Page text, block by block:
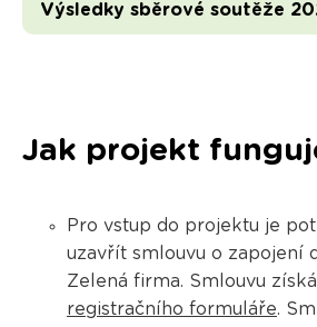
Výsledky sběrové soutěže
Jak projekt
Pro vstup do projektu je
uzavřít smlouvu o zapojení
Zelená firma. Smlouvu
registračního formuláře.